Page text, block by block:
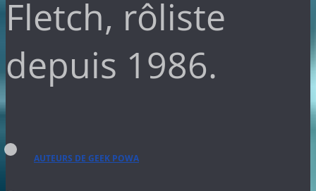
Fletch, rôliste
depuis 1986.
AUTEURS DE GEEK POWA